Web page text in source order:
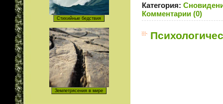
Категория:
Комментарии (0)